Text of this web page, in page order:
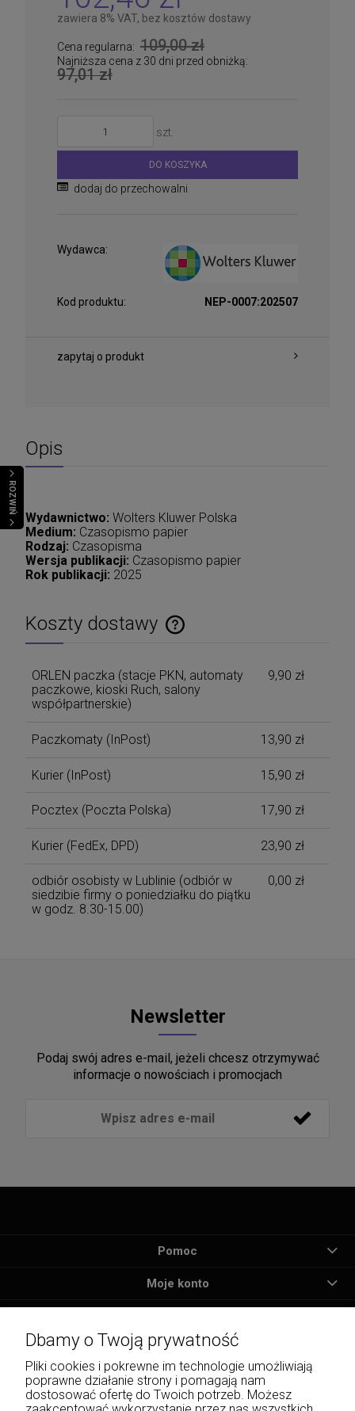
ROZWIŃ
zawiera 8% VAT, bez kosztów dostawy
Cena regularna: 109,00 zł
Najniższa cena z 30 dni przed obniżką:
97,01 zł
szt.
DO KOSZYKA
dodaj do przechowalni
Wydawca:
Kod produktu: NEP-0007:202507
zapytaj o produkt
Opis
Wydawnictwo: Wolters Kluwer Polska
Medium: Czasopismo papier
Rodzaj: Czasopisma
Wersja publikacji: Czasopismo papier
Rok publikacji: 2025
Koszty dostawy
Cena nie zawiera ewentualnych kosztów płatności
ORLEN paczka (stacje PKN, automaty
paczkowe, kioski Ruch, salony
współpartnerskie)
9,90 zł
Paczkomaty (InPost) 13,90 zł
Kurier (InPost) 15,90 zł
Pocztex (Poczta Polska) 17,90 zł
Kurier (FedEx, DPD) 23,90 zł
odbiór osobisty w Lublinie (odbiór w
siedzibie firmy o poniedziałku do piątku
w godz. 8.30-15.00)
0,00 zł
Newsletter
Podaj swój adres e-mail, jeżeli chcesz otrzymywać
informacje o nowościach i promocjach
Pomoc
Moje konto
Informacje
O nas
Dbamy o Twoją prywatność
Pliki cookies i pokrewne im technologie umożliwiają
poprawne działanie strony i pomagają nam
dostosować ofertę do Twoich potrzeb. Możesz